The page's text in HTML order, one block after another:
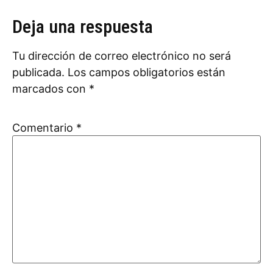
Deja una respuesta
Tu dirección de correo electrónico no será
publicada. Los campos obligatorios están
marcados con *
Comentario *